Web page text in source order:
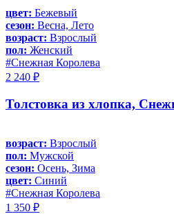
цвет: Бежевый
сезон: Весна, Лето
возраст: Взрослый
пол: Женский
#Снежная Королева
2 240 ₽
Толстовка из хлопка,
возраст: Взрослый
пол: Мужской
сезон: Осень, Зима
цвет: Синий
#Снежная Королева
1 350 ₽